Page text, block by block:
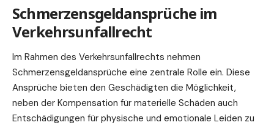
Schmerzensgeldansprüche im
Verkehrsunfallrecht
Im Rahmen des Verkehrsunfallrechts nehmen
Schmerzensgeldansprüche eine zentrale Rolle ein. Diese
Ansprüche bieten den Geschädigten die Möglichkeit,
neben der Kompensation für materielle Schäden auch
Entschädigungen für physische und emotionale Leiden zu